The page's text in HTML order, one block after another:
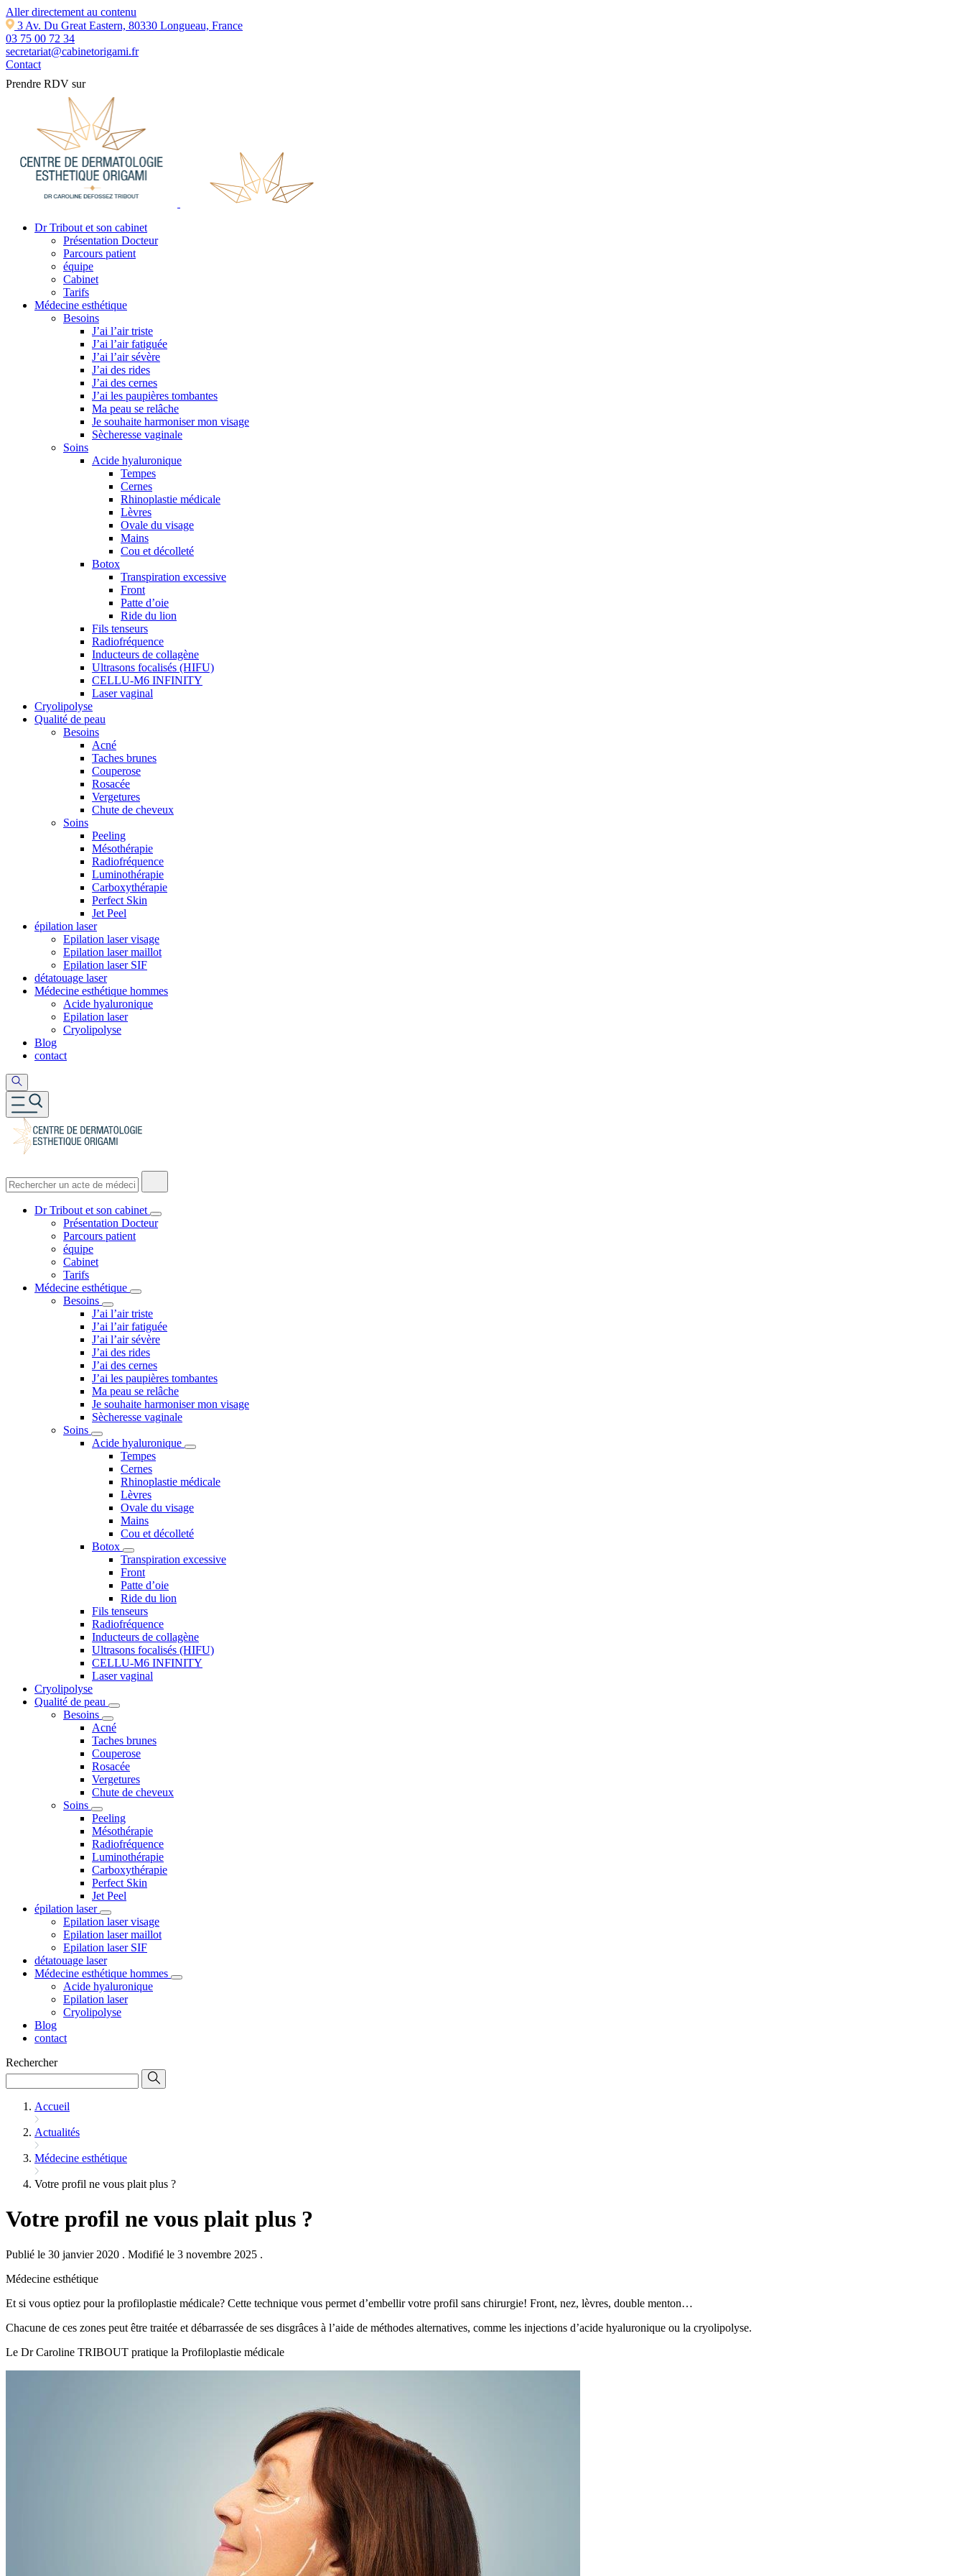
Aller directement au contenu
3 Av. Du Great Eastern, 80330 Longueau, France
03 75 00 72 34
secretariat@cabinetorigami.fr
Contact
Prendre RDV sur
Dr Tribout et son cabinet
Présentation Docteur
Parcours patient
équipe
Cabinet
Tarifs
Médecine esthétique
Besoins
J’ai l’air triste
J’ai l’air fatiguée
J’ai l’air sévère
J’ai des rides
J’ai des cernes
J’ai les paupières tombantes
Ma peau se relâche
Je souhaite harmoniser mon visage
Sècheresse vaginale
Soins
Acide hyaluronique
Tempes
Cernes
Rhinoplastie médicale
Lèvres
Ovale du visage
Mains
Cou et décolleté
Botox
Transpiration excessive
Front
Patte d’oie
Ride du lion
Fils tenseurs
Radiofréquence
Inducteurs de collagène
Ultrasons focalisés (HIFU)
CELLU-M6 INFINITY
Laser vaginal
Cryolipolyse
Qualité de peau
Besoins
Acné
Taches brunes
Couperose
Rosacée
Vergetures
Chute de cheveux
Soins
Peeling
Mésothérapie
Radiofréquence
Luminothérapie
Carboxythérapie
Perfect Skin
Jet Peel
épilation laser
Epilation laser visage
Epilation laser maillot
Epilation laser SIF
détatouage laser
Médecine esthétique hommes
Acide hyaluronique
Epilation laser
Cryolipolyse
Blog
contact
Dr Tribout et son cabinet
Présentation Docteur
Parcours patient
équipe
Cabinet
Tarifs
Médecine esthétique
Besoins
J’ai l’air triste
J’ai l’air fatiguée
J’ai l’air sévère
J’ai des rides
J’ai des cernes
J’ai les paupières tombantes
Ma peau se relâche
Je souhaite harmoniser mon visage
Sècheresse vaginale
Soins
Acide hyaluronique
Tempes
Cernes
Rhinoplastie médicale
Lèvres
Ovale du visage
Mains
Cou et décolleté
Botox
Transpiration excessive
Front
Patte d’oie
Ride du lion
Fils tenseurs
Radiofréquence
Inducteurs de collagène
Ultrasons focalisés (HIFU)
CELLU-M6 INFINITY
Laser vaginal
Cryolipolyse
Qualité de peau
Besoins
Acné
Taches brunes
Couperose
Rosacée
Vergetures
Chute de cheveux
Soins
Peeling
Mésothérapie
Radiofréquence
Luminothérapie
Carboxythérapie
Perfect Skin
Jet Peel
épilation laser
Epilation laser visage
Epilation laser maillot
Epilation laser SIF
détatouage laser
Médecine esthétique hommes
Acide hyaluronique
Epilation laser
Cryolipolyse
Blog
contact
Rechercher
Accueil
Actualités
Médecine esthétique
Votre profil ne vous plait plus ?
Votre profil ne vous plait plus ?
Publié le 30 janvier 2020 . Modifié le 3 novembre 2025 .
Médecine esthétique
Et si vous optiez pour la profiloplastie médicale? Cette technique vous permet d’embellir votre profil sans chirurgie! Front, nez, lèvres, double menton…
Chacune de ces zones peut être traitée et débarrassée de ses disgrâces à l’aide de méthodes alternatives, comme les injections d’acide hyaluronique ou la cryolipolyse.
Le Dr Caroline TRIBOUT pratique la Profiloplastie médicale